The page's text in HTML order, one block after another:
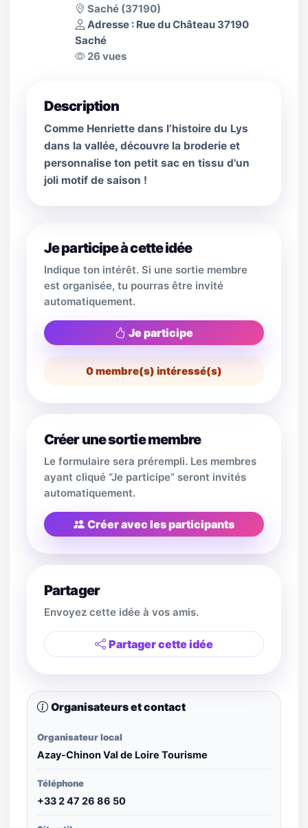
Saché (37190)
Adresse : Rue du Château 37190
Saché
26 vues
Description
Comme Henriette dans l’histoire du Lys
dans la vallée, découvre la broderie et
personnalise ton petit sac en tissu d'un
joli motif de saison !
Je participe à cette idée
Indique ton intérêt. Si une sortie membre
est organisée, tu pourras être invité
automatiquement.
Je participe
0membre(s) intéressé(s)
Créer une sortie membre
Le formulaire sera prérempli. Les membres
ayant cliqué “Je participe” seront invités
automatiquement.
Créer avec les participants
Partager
Envoyez cette idée à vos amis.
Partager cette idée
Organisateurs et contact
Organisateur local
Azay-Chinon Val de Loire Tourisme
Téléphone
+33 2 47 26 86 50